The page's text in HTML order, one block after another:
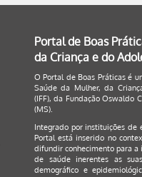
Portal de Boas
da Criança e do
O Portal de Boas Práticas é
Saúde da Mulher, da
(IFF), da Fundação Oswaldo
(MS).
Integrado por instituições de
Portal está inserido no
difundir conhecimento para a
de saúde inerentes as
demográfico e